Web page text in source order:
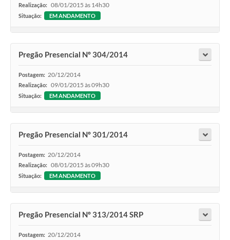
Realização: 08/01/2015 às 14h30
Situação: EM ANDAMENTO
Pregão Presencial Nº 304/2014
Postagem: 20/12/2014
Realização: 09/01/2015 às 09h30
Situação: EM ANDAMENTO
Pregão Presencial Nº 301/2014
Postagem: 20/12/2014
Realização: 08/01/2015 às 09h30
Situação: EM ANDAMENTO
Pregão Presencial Nº 313/2014 SRP
Postagem: 20/12/2014